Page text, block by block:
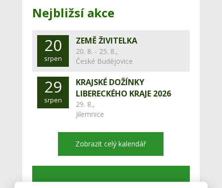
Nejbližsí akce
20
srpen
ZEMĚ ŽIVITELKA
20. 8. - 25. 8.,
České Budějovice
29
srpen
KRAJSKÉ DOŽÍNKY
LIBERECKÉHO KRAJE 2026
29. 8.,
Jilemnice
Zobrazit celý kalendář